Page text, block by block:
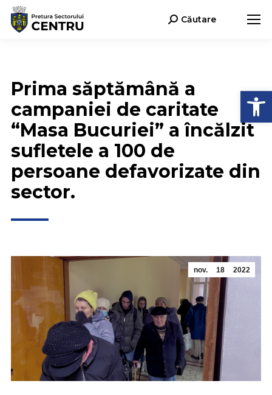
Search:Căutare
Prima săptămână a
campaniei de caritate
“Masa Bucuriei” a încălzit
sufletele a 100 de
persoane defavorizate din
sector.
nov. 18 2022